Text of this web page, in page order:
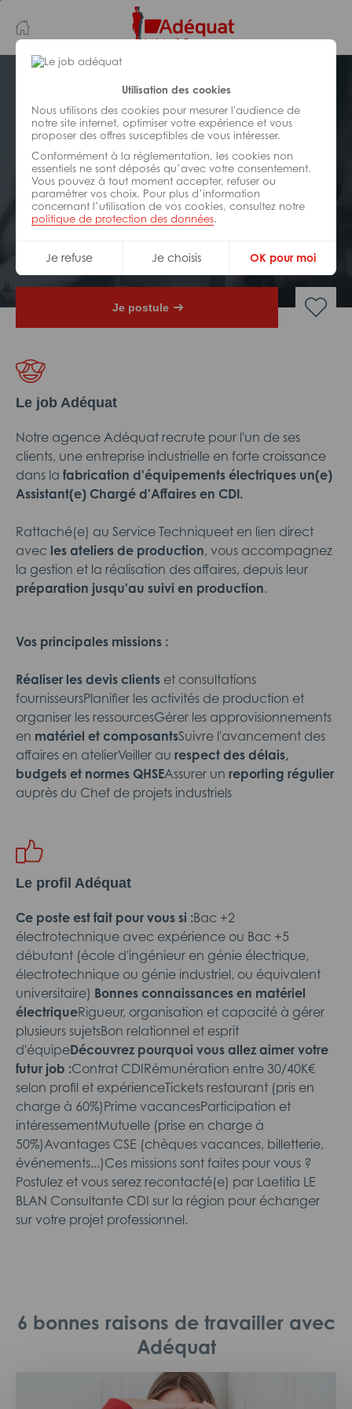
Utilisation des cookies
Nous utilisons des cookies pour mesurer l'audience de
notre site internet, optimiser votre expérience et vous
proposer des offres susceptibles de vous intéresser.
Conformément à la réglementation, les cookies non
essentiels ne sont déposés qu’avec votre consentement.
Vous pouvez à tout moment accepter, refuser ou
paramétrer vos choix. Pour plus d’information
concernant l’utilisation de vos cookies, consultez notre
politique de protection des données.
Je refuse Je choisis OK pour moi
au
contenu
principal
navigation
INDUSTRIE/FABRICATION/
TRANSFORMATION
Réf : Z86-318905
Assistant chef de projet
industriel H/F
Je postule
Le job Adéquat
Notre agence Adéquat recrute pour l'un de ses
clients, une entreprise industrielle en forte croissance
dans la fabrication d'équipements électriques un(e)
Assistant(e) Chargé d'Affaires en CDI.
Rattaché(e) au Service Techniqueet en lien direct
avec les ateliers de production, vous accompagnez
la gestion et la réalisation des affaires, depuis leur
préparation jusqu'au suivi en production.
Vos principales missions :
Réaliser les devis clients et consultations
fournisseursPlanifier les activités de production et
organiser les ressourcesGérer les approvisionnements
en matériel et composantsSuivre l'avancement des
affaires en atelierVeiller au respect des délais,
budgets et normes QHSEAssurer un reporting régulier
auprès du Chef de projets industriels
Le profil Adéquat
Ce poste est fait pour vous si :Bac +2
électrotechnique avec expérience ou Bac +5
débutant (école d'ingénieur en génie électrique,
électrotechnique ou génie industriel, ou équivalent
universitaire) Bonnes connaissances en matériel
électriqueRigueur, organisation et capacité à gérer
plusieurs sujetsBon relationnel et esprit
d'équipeDécouvrez pourquoi vous allez aimer votre
futur job :Contrat CDIRémunération entre 30/40K€
selon profil et expérienceTickets restaurant (pris en
charge à 60%)Prime vacancesParticipation et
intéressementMutuelle (prise en charge à
50%)Avantages CSE (chèques vacances, billetterie,
événements...)Ces missions sont faites pour vous ?
Postulez et vous serez recontacté(e) par Laetitia LE
BLAN Consultante CDI sur la région pour échanger
sur votre projet professionnel.
6 bonnes raisons de travailler avec
Adéquat